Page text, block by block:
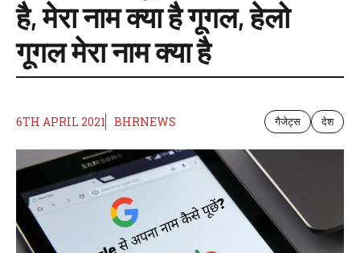
है,मेरा नाम क्या है गूगल,हेलो
गूगल मेरा नाम क्या है
6TH APRIL 2021 BHRNEWS गैजेट्स देश